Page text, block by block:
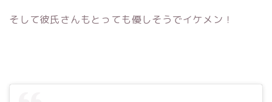
そして彼氏さんもとっても優しそうでイケメン！